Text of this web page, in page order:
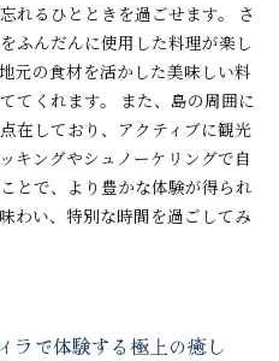
れるひとときを過ごせます。 さ
ふんだんに使用した料理が楽し
元の食材を活かした美味しい料
てくれます。 また、島の周囲に
在しており、アクティブに観光
キングやシュノーケリングで自
とで、より豊かな体験が得られ
わい、特別な時間を過ごしてみ
ラで体験する極上の癒し